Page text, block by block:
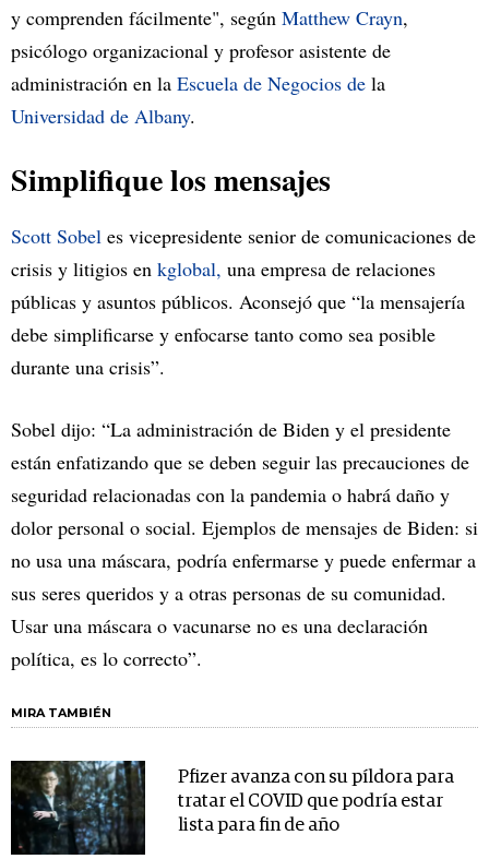
y comprenden fácilmente", según Matthew Crayn,
psicólogo organizacional y profesor asistente de
administración en la Escuela de Negocios de la
Universidad de Albany.
Simplifique los mensajes
Scott Sobel es vicepresidente senior de comunicaciones de
crisis y litigios en kglobal, una empresa de relaciones
públicas y asuntos públicos. Aconsejó que “la mensajería
debe simplificarse y enfocarse tanto como sea posible
durante una crisis”.
Sobel dijo: “La administración de Biden y el presidente
están enfatizando que se deben seguir las precauciones de
seguridad relacionadas con la pandemia o habrá daño y
dolor personal o social. Ejemplos de mensajes de Biden: si
no usa una máscara, podría enfermarse y puede enfermar a
sus seres queridos y a otras personas de su comunidad.
Usar una máscara o vacunarse no es una declaración
política, es lo correcto”.
MIRA TAMBIÉN
Pfizer avanza con su píldora para
tratar el COVID que podría estar
lista para fin de año